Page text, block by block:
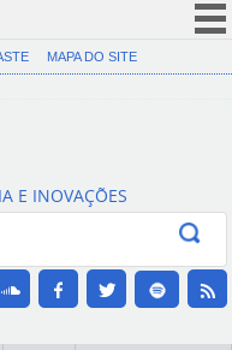
CORONAVÍRUS (COVID-19)
Canais
MAPA DO SITE
E INOVAÇÕES